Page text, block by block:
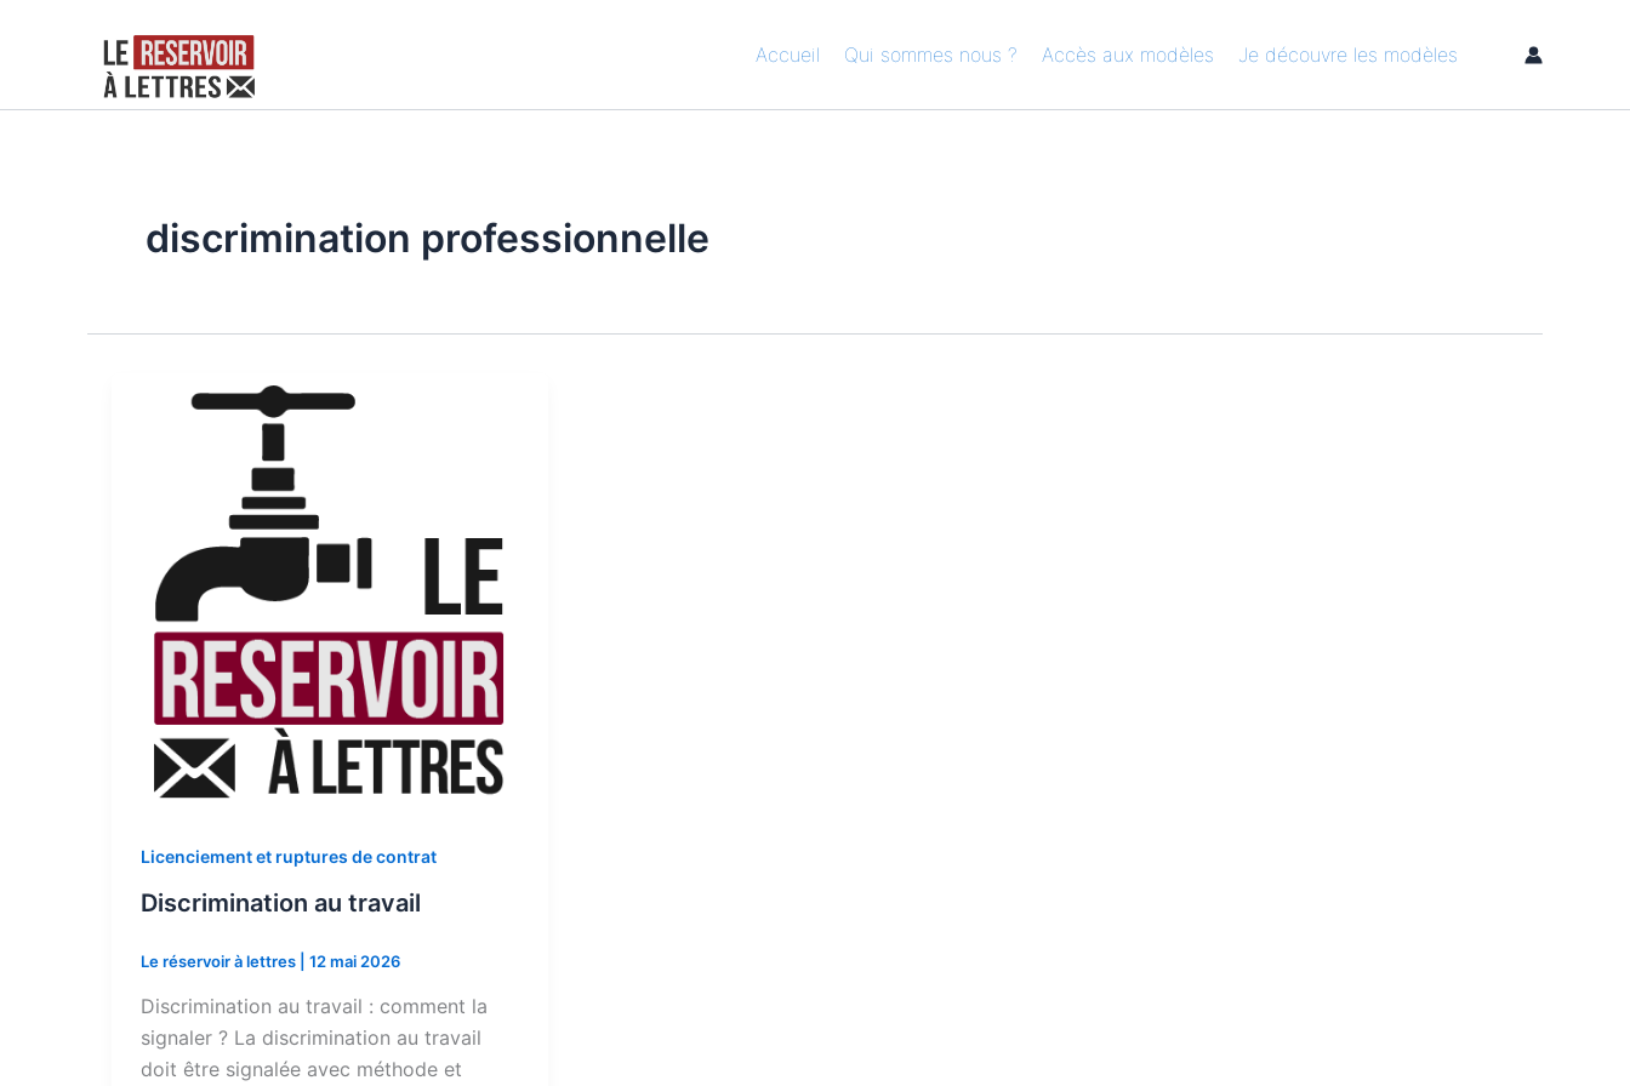
Accueil Qui sommes nous ? Accès aux modèles Je découvre les modèles
discrimination professionnelle
Licenciement et ruptures de contrat
Discrimination au travail
Le réservoir à lettres 12 mai 2026
Discrimination au travail : comment la
signaler ? La discrimination au travail
doit être signalée avec méthode et